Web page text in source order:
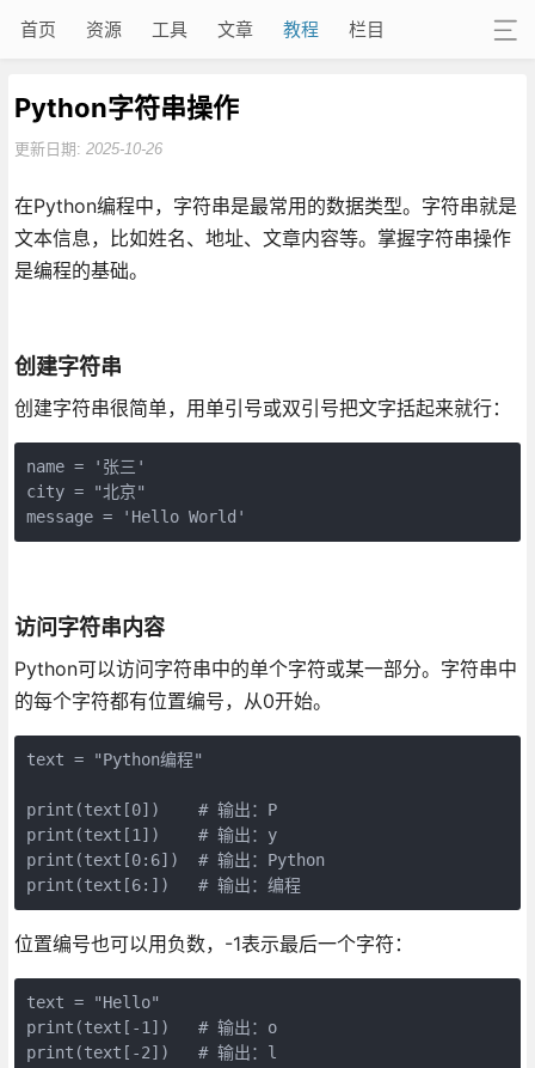
首页 资源 工具 文章 教程 栏目
Python字符串操作
更新日期: 2025-10-26
在Python编程中，字符串是最常用的数据类型。字符串就是
文本信息，比如姓名、地址、文章内容等。掌握字符串操作
是编程的基础。
创建字符串
创建字符串很简单，用单引号或双引号把文字括起来就行：
name = '张三'
city = "北京"
message = 'Hello World'
访问字符串内容
Python可以访问字符串中的单个字符或某一部分。字符串中
的每个字符都有位置编号，从0开始。
text = "Python编程"
print(text[0])    # 输出：P
print(text[1])    # 输出：y
print(text[0:6])  # 输出：Python
print(text[6:])   # 输出：编程
位置编号也可以用负数，-1表示最后一个字符：
text = "Hello"
print(text[-1])   # 输出：o
print(text[-2])   # 输出：l